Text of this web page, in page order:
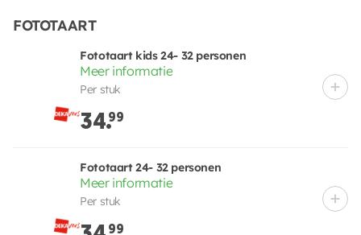
FOTOTAART
Fototaart kids 24- 32 personen
Meer informatie
Per stuk
34.99
Fototaart 24- 32 personen
Meer informatie
Per stuk
99